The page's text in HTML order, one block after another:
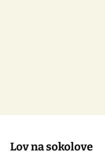
Lov na sokolove